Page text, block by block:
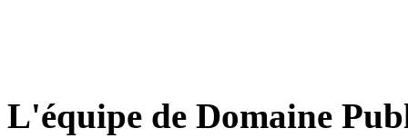
L'équipe de Domaine